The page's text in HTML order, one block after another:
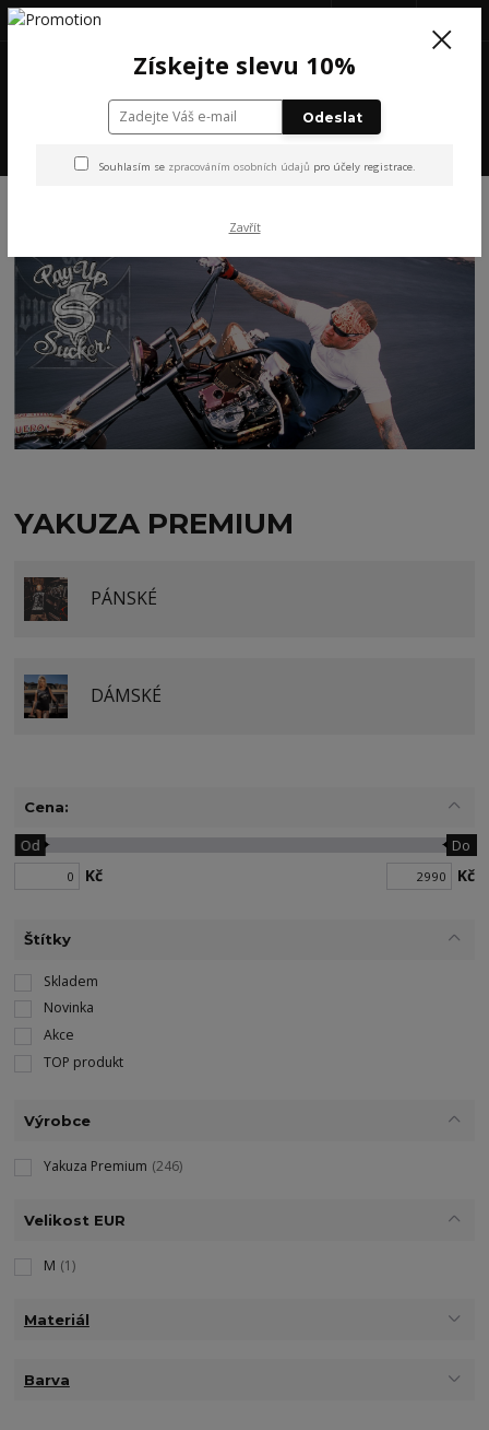
+420 777 199 652
YAKUZA PREMIUM
PÁNSKÉ
DÁMSKÉ
Cena:
Kč
Od Do
Kč
Štítky
Skladem
Novinka
Akce
TOP produkt
Výrobce
Yakuza Premium (246)
Velikost EUR
M (1)
Materiál
Barva
Získejte slevu 10%
Odeslat
Souhlasím se zpracováním osobních údajů pro účely registrace.
Zavřít